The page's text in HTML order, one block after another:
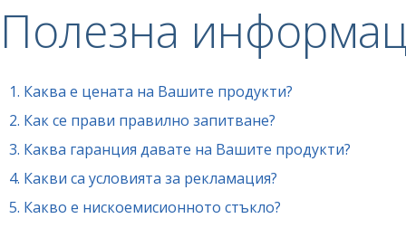
Полезна
1. Каква е цената на Вашите продукти?
2. Как се прави правилно запитване?
3. Каква гаранция давате на Вашите продукти?
4. Какви са условията за рекламация?
5. Какво е нискоемисионното стъкло?